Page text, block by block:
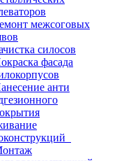
межсоговых
силосов
фасада
анти